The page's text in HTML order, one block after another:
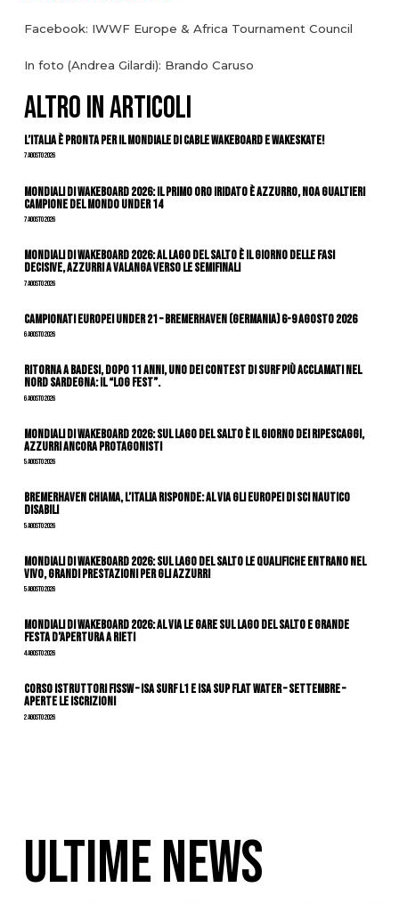
Facebook: IWWF Europe & Africa Tournament Council
In foto (Andrea Gilardi): Brando Caruso
ALTRO IN ARTICOLI
L’Italia è pronta per il Mondiale di Cable Wakeboard e Wakeskate!
7 Agosto 2026
Mondiali di Wakeboard 2026: il primo oro iridato è azzurro, Noa Gualtieri
campione del mondo Under 14
7 Agosto 2026
Mondiali di Wakeboard 2026: al Lago del Salto è il giorno delle fasi
decisive, azzurri a valanga verso le semifinali
7 Agosto 2026
Campionati Europei Under 21 – Bremerhaven (Germania) 6-9 agosto 2026
6 Agosto 2026
Ritorna a Badesi, dopo 11 anni, uno dei contest di surf più acclamati nel
nord Sardegna: il “Log Fest”.
6 Agosto 2026
Mondiali di Wakeboard 2026: sul Lago del Salto è il giorno dei ripescaggi,
azzurri ancora protagonisti
5 Agosto 2026
Bremerhaven chiama, l’Italia risponde: al via gli Europei di Sci Nautico
Disabili
5 Agosto 2026
Mondiali di Wakeboard 2026: sul Lago del Salto le qualifiche entrano nel
vivo, grandi prestazioni per gli azzurri
5 Agosto 2026
Mondiali di Wakeboard 2026: al via le gare sul Lago del Salto e grande
festa d’apertura a Rieti
4 Agosto 2026
CORSO ISTRUTTORI FISSW – ISA SURF L1 e ISA SUP Flat Water – SETTEMBRE –
APERTE LE ISCRIZIONI
2 Agosto 2026
ULTIME NEWS